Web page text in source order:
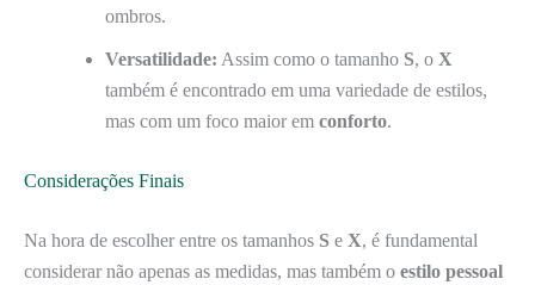
ombros.
Versatilidade: Assim como o tamanho S, o X
também é encontrado em uma variedade de estilos,
mas com um foco maior em conforto.
Considerações Finais
Na hora de escolher entre os tamanhos S e X, é fundamental
considerar não apenas as medidas, mas também o estilo pessoal